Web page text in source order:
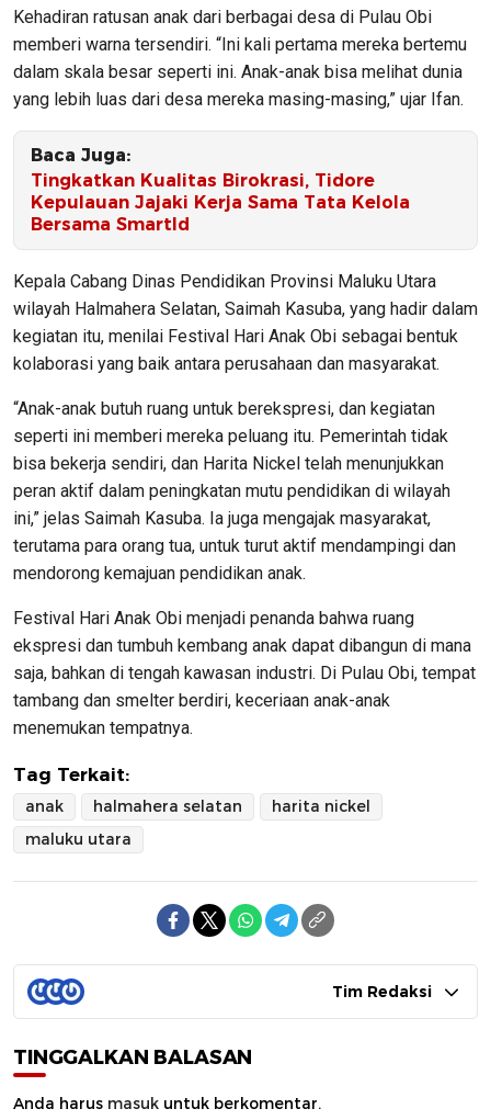
Kehadiran ratusan anak dari berbagai desa di Pulau Obi
memberi warna tersendiri. “Ini kali pertama mereka bertemu
dalam skala besar seperti ini. Anak-anak bisa melihat dunia
yang lebih luas dari desa mereka masing-masing,” ujar Ifan.
Baca Juga:
Tingkatkan Kualitas Birokrasi, Tidore
Kepulauan Jajaki Kerja Sama Tata Kelola
Bersama SmartId
Kepala Cabang Dinas Pendidikan Provinsi Maluku Utara
wilayah Halmahera Selatan, Saimah Kasuba, yang hadir dalam
kegiatan itu, menilai Festival Hari Anak Obi sebagai bentuk
kolaborasi yang baik antara perusahaan dan masyarakat.
“Anak-anak butuh ruang untuk berekspresi, dan kegiatan
seperti ini memberi mereka peluang itu. Pemerintah tidak
bisa bekerja sendiri, dan Harita Nickel telah menunjukkan
peran aktif dalam peningkatan mutu pendidikan di wilayah
ini,” jelas Saimah Kasuba. Ia juga mengajak masyarakat,
terutama para orang tua, untuk turut aktif mendampingi dan
mendorong kemajuan pendidikan anak.
Festival Hari Anak Obi menjadi penanda bahwa ruang
ekspresi dan tumbuh kembang anak dapat dibangun di mana
saja, bahkan di tengah kawasan industri. Di Pulau Obi, tempat
tambang dan smelter berdiri, keceriaan anak-anak
menemukan tempatnya.
Tag Terkait:
anak halmahera selatan
harita nickel
maluku utara
Tim Redaksi
TINGGALKAN BALASAN
Anda harus masuk untuk berkomentar.